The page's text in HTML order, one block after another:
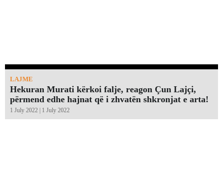
LAJME
Hekuran Murati kërkoi falje, reagon Çun Lajçi,
përmend edhe hajnat që i zhvatën shkronjat e arta!￼
1 July 2022 | 1 July 2022